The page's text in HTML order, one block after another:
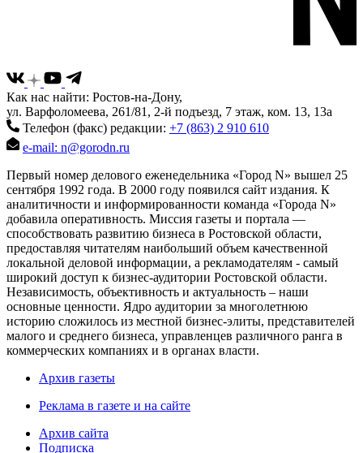
Как нас найти: Ростов-на-Дону,
ул. Варфоломеева, 261/81, 2-й подъезд, 7 этаж, ком. 13, 13а
Телефон (факс) редакции: +7 (863) 2 910 610
e-mail: n@gorodn.ru
Первый номер делового еженедельника «Город N» вышел 25
сентября 1992 года. В 2000 году появился сайт издания. К
аналитичности и информированности команда «Города N»
добавила оперативность. Миссия газеты и портала —
способствовать развитию бизнеса в Ростовской области,
предоставляя читателям наибольший объем качественной
локальной деловой информации, а рекламодателям - самый
широкий доступ к бизнес-аудитории Ростовской области.
Независимость, объективность и актуальность – наши
основные ценности. Ядро аудитории за многолетнюю
историю сложилось из местной бизнес-элиты, представителей
малого и среднего бизнеса, управленцев различного ранга в
коммерческих компаниях и в органах власти.
Архив газеты
Реклама в газете и на сайте
Архив сайта
Подписка